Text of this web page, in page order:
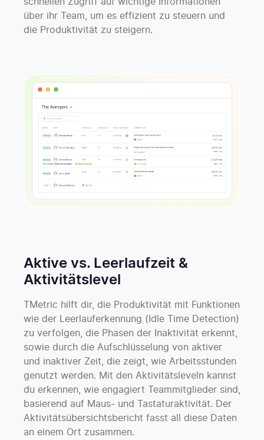
über ihr Team, um es effizient zu steuern und
die Produktivität zu steigern.
Aktive vs. Leerlaufzeit &
Aktivitätslevel
TMetric hilft dir, die Produktivität mit Funktionen
wie der Leerlauferkennung (Idle Time Detection)
zu verfolgen, die Phasen der Inaktivität erkennt,
sowie durch die Aufschlüsselung von aktiver
und inaktiver Zeit, die zeigt, wie Arbeitsstunden
genutzt werden. Mit den Aktivitätsleveln kannst
du erkennen, wie engagiert Teammitglieder sind,
basierend auf Maus- und Tastaturaktivität. Der
Aktivitätsüber­sichtsbericht fasst all diese Daten
an einem Ort zusammen.